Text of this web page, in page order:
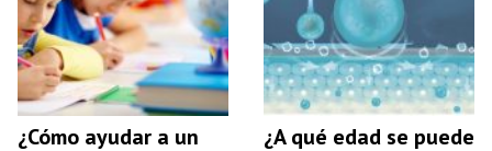
¿Cómo ayudar a un
¿A qué edad se puede